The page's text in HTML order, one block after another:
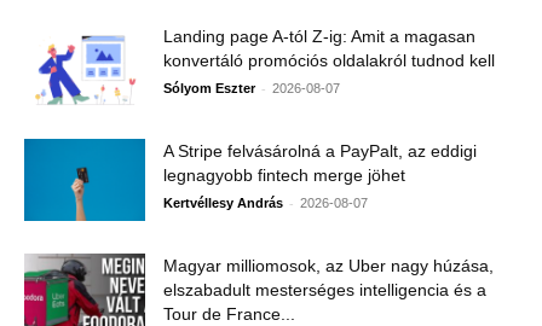
Landing page A-tól Z-ig: Amit a magasan
konvertáló promóciós oldalakról tudnod kell
Sólyom Eszter - 2026-08-07
A Stripe felvásárolná a PayPalt, az eddigi
legnagyobb fintech merge jöhet
Kertvéllesy András - 2026-08-07
Magyar milliomosok, az Uber nagy húzása,
elszabadult mesterséges intelligencia és a
Tour de France...